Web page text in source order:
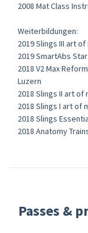
2008 Mat Class
Weiterbildungen:
2019 Slings III art
2019 SmartAbs
2018 V2 Max
Luzern
2018 Slings II art of
2018 Slings I art of
2018 Slings
2018 Anatomy
Passes &